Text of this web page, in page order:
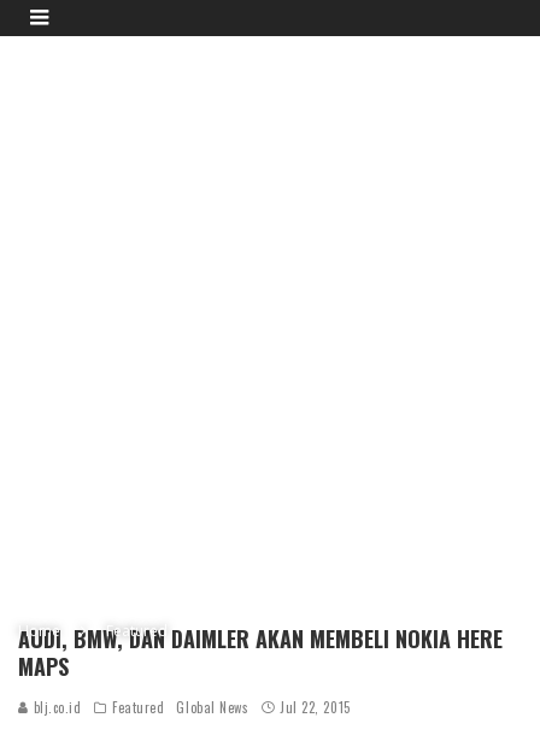
Home Featured
AUDI, BMW, DAN DAIMLER AKAN MEMBELI NOKIA HERE
MAPS
blj.co.id Featured Global News Jul 22, 2015